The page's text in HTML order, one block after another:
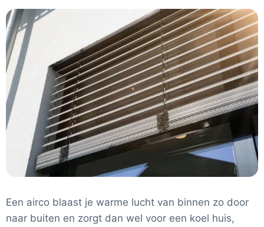
Een airco blaast je warme lucht van binnen zo door
naar buiten en zorgt dan wel voor een koel huis,